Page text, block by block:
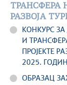
ТРАНСФЕРА
РАЗВОЈА
КОНКУРС
И
ПРОЈЕКТЕ
2025.
ОБРАЗАЦ